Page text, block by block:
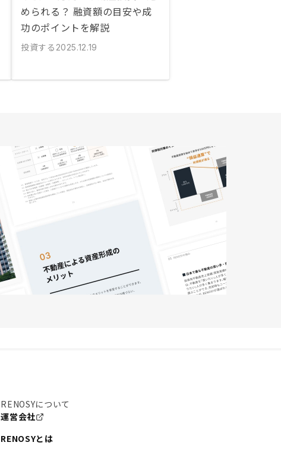
められる？ 融資額の目安や成
功のポイントを解説
投資する 2025.12.19
RENOSYについて
運営会社
RENOSYとは